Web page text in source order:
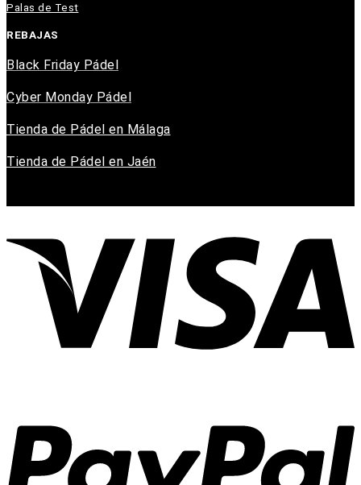
Palas de Test
REBAJAS
Black Friday Pádel
Cyber Monday Pádel
Tienda de Pádel en Málaga
Tienda de Pádel en Jaén